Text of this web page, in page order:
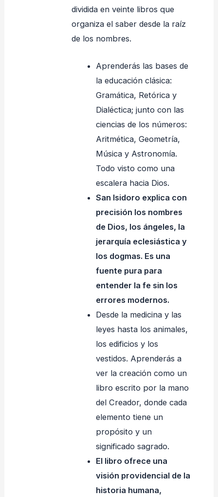
dividida en veinte libros que
organiza el saber desde la raíz
de los nombres.
Aprenderás las bases de
la educación clásica:
Gramática, Retórica y
Dialéctica; junto con las
ciencias de los números:
Aritmética, Geometría,
Música y Astronomía.
Todo visto como una
escalera hacia Dios.
San Isidoro explica con
precisión los nombres
de Dios, los ángeles, la
jerarquía eclesiástica y
los dogmas. Es una
fuente pura para
entender la fe sin los
errores modernos.
Desde la medicina y las
leyes hasta los animales,
los edificios y los
vestidos. Aprenderás a
ver la creación como un
libro escrito por la mano
del Creador, donde cada
elemento tiene un
propósito y un
significado sagrado.
El libro ofrece una
visión providencial de la
historia humana,